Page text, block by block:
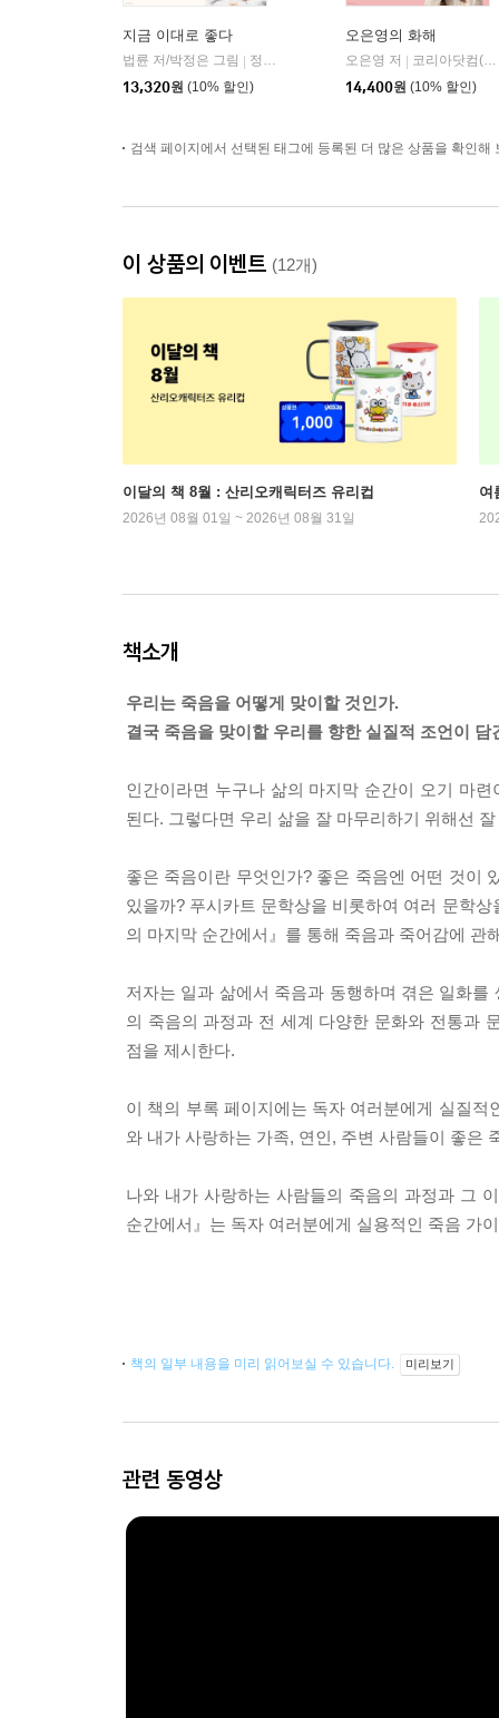
지금 이대로 좋다
법륜 저/박정은 그림
정토출판
13,320원 (10% 할인)
오은영의 화해
오은영 저
코리아닷컴(Korea.com)
14,400원 (10% 할인)
검색 페이지에서 선택된 태그에 등록된 더 많은 상품을 확인해
이 상품의 이벤트 (12개)
이달의 책 8월 : 산리오캐릭터즈 유리컵
2026년 08월 01일 ~ 2026년 08월 31일
여
책소개
우리는 죽음을 어떻게 맞이할 것인가.
결국 죽음을 맞이할 우리를 향한 실질적 조언이 담
인간이라면 누구나 삶의 마지막 순간이 오기 마
된다. 그렇다면 우리 삶을 잘 마무리하기 위해선
좋은 죽음이란 무엇인가? 좋은 죽음엔 어떤 것이
있을까? 푸시카트 문학상을 비롯하여 여러 문학
의 마지막 순간에서』를 통해 죽음과 죽어감에 관
저자는 일과 삶에서 죽음과 동행하며 겪은 일화
의 죽음의 과정과 전 세계 다양한 문화와 전통과
점을 제시한다.
이 책의 부록 페이지에는 독자 여러분에게 실질
와 내가 사랑하는 가족, 연인, 주변 사람들이 좋은
나와 내가 사랑하는 사람들의 죽음의 과정과 그
순간에서』는 독자 여러분에게 실용적인 죽음 가
책의 일부 내용을 미리 읽어보실 수 있습니다. 미리보기
관련 동영상